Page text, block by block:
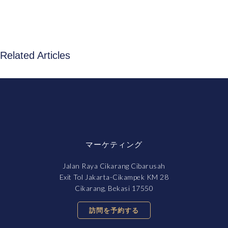
Related Articles
マーケティング
Jalan Raya Cikarang Cibarusah
Exit Tol Jakarta-Cikampek KM 28
Cikarang, Bekasi 17550
訪問を予約する